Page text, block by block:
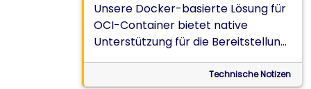
Unsere Docker-basierte Lösung für
OCI-Container bietet native
Unterstützung für die Bereitstellung
leichtgewichtiger Anwendungen, die
auf Ihre speziellen Anwendungsfälle
Technische Notizen